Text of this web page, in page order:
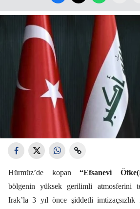
Hürmüz’de kopan “Efsanevi
bölgenin yüksek gerilimli atmosferini
Irak’la 3 yıl önce şiddetli imtizaçsızlık